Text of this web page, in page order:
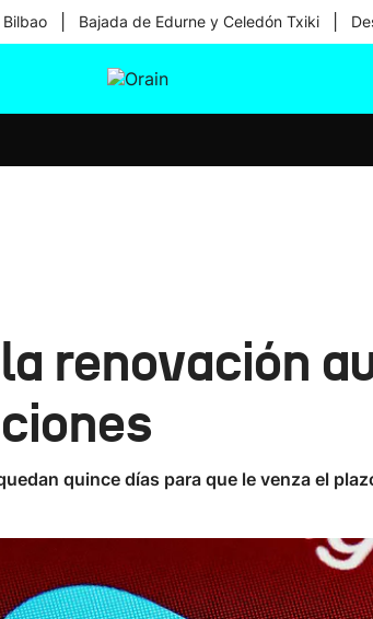
Bajada de Edurne y Celedón Txiki
renovación
quince días para que le venza el